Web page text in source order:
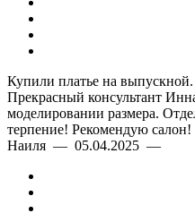
Купили платье на
Прекрасный консультант
моделировании размера.
терпение! Рекомендую салон!
Наиля — 05.04.2025 —